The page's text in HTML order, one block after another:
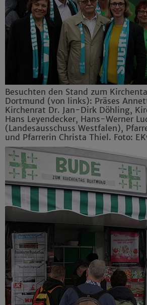
Besuchten den Stand zum
Dortmund (von links): Präses
Kirchenrat Dr. Jan-Dirk Döhling,
Hans Leyendecker, Hans-Werner
(Landesausschuss Westfalen),
und Pfarrerin Christa Thiel. Foto: